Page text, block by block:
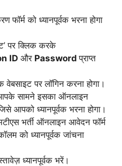
को ध्यानपूर्वक भरना होगा
पर क्लिक करके
ID और Passwordप्राप्त
पर लॉगिन करना होगा।
सामने इसका ऑनलाइन
आपको ध्यानपूर्वक भरना होगा।
भर्ती ऑनलाइन आवेदन फॉर्म
को ध्यानपूर्वक जांचना
ध्यानपूर्वक भरें।